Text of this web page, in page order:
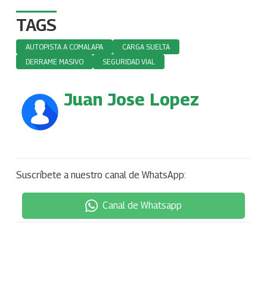
TAGS
AUTOPISTA A COMALAPA
CARGA SUELTA
DERRAME MASIVO
SEGURIDAD VIAL
Juan Jose Lopez
Suscríbete a nuestro canal de WhatsApp:
Canal de Whatsapp